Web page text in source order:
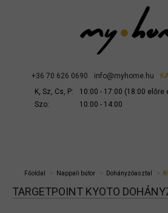
+36 70 626 0690 info@myhome.hu
K, Sz, Cs, P:
10:00 - 17:00 (18:00 előre
Szo:
10:00 - 14:00
Főoldal Nappali bútor Dohányzóasztal
TARGETPOINT KYOTO